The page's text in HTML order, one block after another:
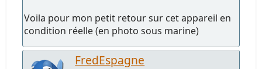
Voila pour mon petit retour sur cet appareil en
condition réelle (en photo sous marine)
FredEspagne